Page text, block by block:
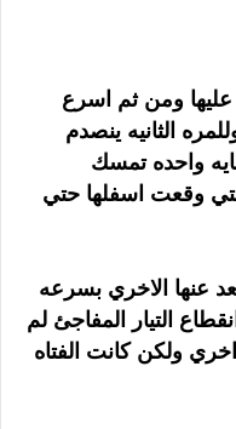
ومن ثم اسرع
الثانيه ينصدم
واحده تمسك
وقعت اسفلها حتي
عنها الاخري بسرعه
التيار المفاجئ لم
ولكن كانت الفتاه